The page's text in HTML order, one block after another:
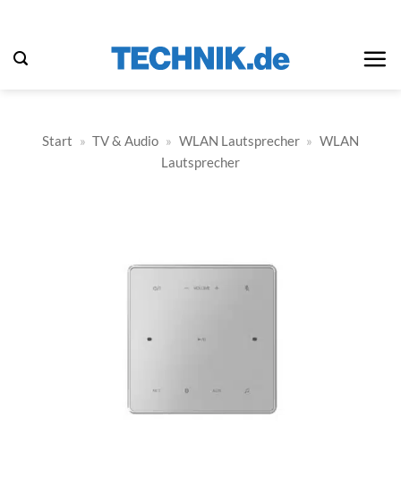
springen
Start » TV & Audio » WLAN Lautsprecher » WLAN
Lautsprecher